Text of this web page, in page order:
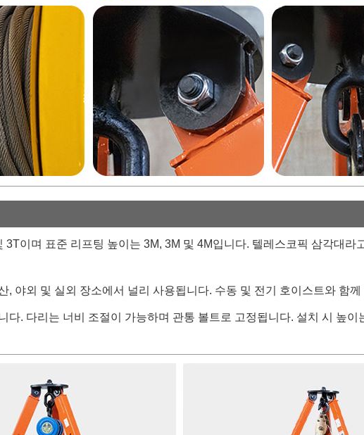
3T이며 표준 리프팅 높이는 3M, 3M 및 4M입니다. 텔레스코픽 삼각대
, 야외 및 실외 장소에서 널리 사용됩니다. 수동 및 전기 호이스트와 함
. 다리는 너비 조절이 가능하며 관통 볼트로 고정됩니다. 설치 시 높이